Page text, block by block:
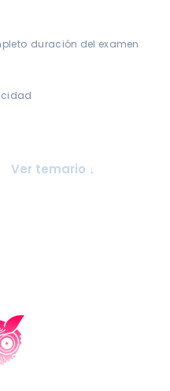
duración del examen
Ver temario ↓